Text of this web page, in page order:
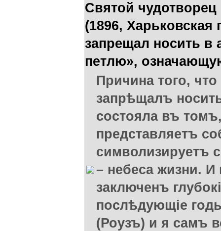
Святой
(1896,
запрещал носить в
петлю»,
Причина того,
запрѣщалъ
состояла въ
представляетъ
символизируетъ
– небеса жизни.
заключенъ
послѣдующіе
(Роузъ) и я самъ